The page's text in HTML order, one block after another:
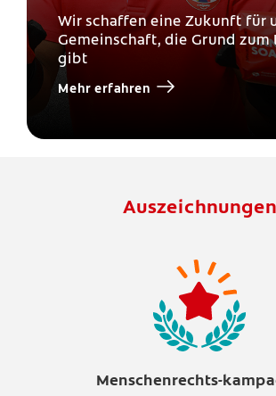
Wir schaffen eine Zukunft für
Gemeinschaft, die Grund zum
gibt
Mehr erfahren
Auszeichnungen
Menschenrechts-